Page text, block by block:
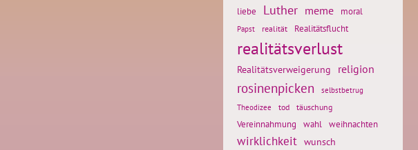
liebe Luther meme moral
Papst realität Realitätsflucht
realitätsverlust
Realitätsverweigerung religion
rosinenpicken
selbstbetrug
Theodizee
tod täuschung
Vereinnahmung wahl weihnachten
wirklichkeit wunsch